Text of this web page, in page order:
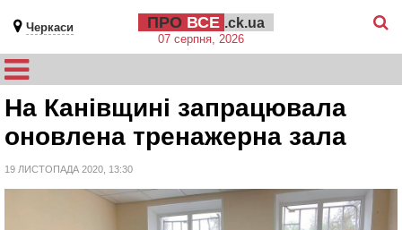
Черкаси ПРО ВСЕ .ck.ua
07 серпня, 2026
На Канівщині запрацювала
оновлена тренажерна зала
19 ЛИСТОПАДА 2020, 13:30